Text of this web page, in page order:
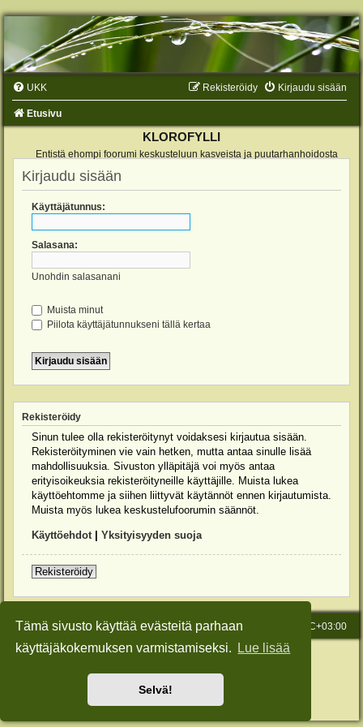
Tämä sivusto käyttää evästeitä parhaan
käyttäjäkokemuksen varmistamiseksi.
Lue lisää
Selvä!
UKK Kirjaudu sisään
Rekisteröidy
Etusivu
KLOROFYLLI
Entistä ehompi foorumi keskusteluun kasveista ja puutarhanhoidosta
Kirjaudu sisään
Käyttäjätunnus:
Salasana:
Unohdin salasanani
Muista minut
Piilota käyttäjätunnukseni tällä kertaa
Rekisteröidy
Sinun tulee olla rekisteröitynyt voidaksesi kirjautua sisään.
Rekisteröityminen vie vain hetken, mutta antaa sinulle lisää
mahdollisuuksia. Sivuston ylläpitäjä voi myös antaa
erityisoikeuksia rekisteröityneille käyttäjille. Muista lukea
käyttöehtomme ja siihen liittyvät käytännöt ennen kirjautumista.
Muista myös lukea keskustelufoorumin säännöt.
Käyttöehdot| Yksityisyyden suoja
Rekisteröidy
Etusivu Kaikki ajat ovat UTC+03:00
Viesti Ylläpidolle
Keskustelufoorumin ohjelmistophpBB® Forum Software © phpBB Limited